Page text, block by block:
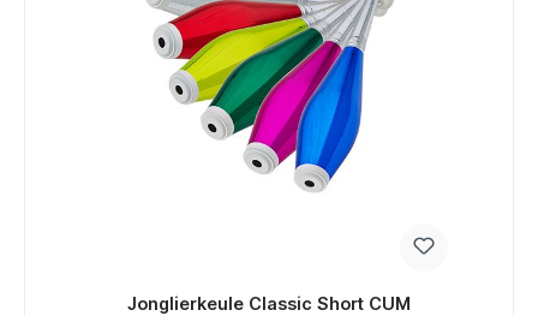
Jonglierkeule Classic Short CUM